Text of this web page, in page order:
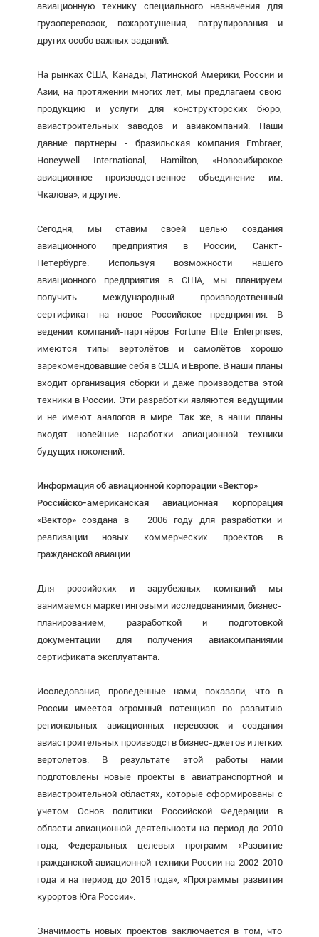
авиационную технику специального назначения для
грузоперевозок, пожаротушения, патрулирования и
других особо важных заданий.
На рынках США, Канады, Латинской Америки, России и
Азии, на протяжении многих лет, мы предлагаем свою
продукцию и услуги для конструкторских бюро,
авиастроительных заводов и авиакомпаний. Наши
давние партнеры - бразильская компания Embraer,
Honeywell International, Hamilton, «Новосибирское
авиационное производственное объединение им.
Чкалова», и другие.
Сегодня, мы ставим своей целью создания
авиационного предприятия в России, Санкт-
Петербурге. Используя возможности нашего
авиационного предприятия в США, мы планируем
получить международный производственный
сертификат на новое Российское предприятия. В
ведении компаний-партнёров Fortune Elite Enterprises,
имеются типы вертолётов и самолётов хорошо
зарекомендовавшие себя в США и Европе. В наши планы
входит организация сборки и даже производства этой
техники в России. Эти разработки являются ведущими
и не имеют аналогов в мире. Так же, в наши планы
входят новейшие наработки авиационной техники
будущих поколений.
Информация об авиационной корпорации «Вектор»
Российско-американская авиационная корпорация
«Вектор»создана в 2006 году для разработки и
реализации новых коммерческих проектов в
гражданской авиации.
Для российских и зарубежных компаний мы
занимаемся маркетинговыми исследованиями, бизнес-
планированием, разработкой и подготовкой
документации для получения авиакомпаниями
сертификата эксплуатанта.
Исследования, проведенные нами, показали, что в
России имеется огромный потенциал по развитию
региональных авиационных перевозок и создания
авиастроительных производств бизнес-джетов и легких
вертолетов. В результате этой работы нами
подготовлены новые проекты в авиатранспортной и
авиастроительной областях, которые сформированы с
учетом Основ политики Российской Федерации в
области авиационной деятельности на период до 2010
года, Федеральных целевых программ «Развитие
гражданской авиационной техники России на 2002-2010
года и на период до 2015 года», «Программы развития
курортов Юга России».
Значимость новых проектов заключается в том, что